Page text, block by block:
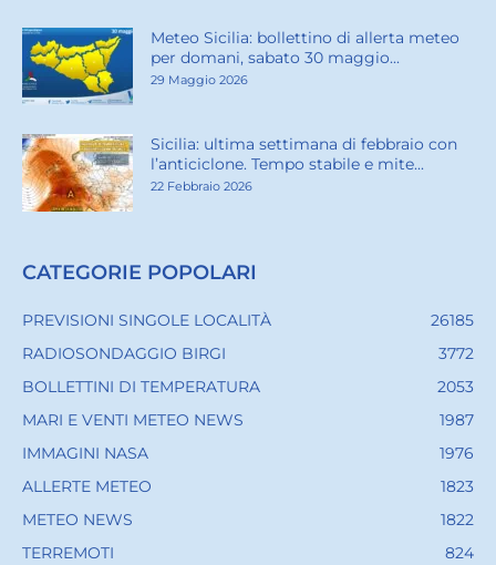
Meteo Sicilia: bollettino di allerta meteo
per domani, sabato 30 maggio...
29 Maggio 2026
Sicilia: ultima settimana di febbraio con
l’anticiclone. Tempo stabile e mite...
22 Febbraio 2026
CATEGORIE POPOLARI
PREVISIONI SINGOLE LOCALITÀ
26185
RADIOSONDAGGIO BIRGI
3772
BOLLETTINI DI TEMPERATURA
2053
MARI E VENTI METEO NEWS
1987
IMMAGINI NASA
1976
ALLERTE METEO
1823
METEO NEWS
1822
TERREMOTI
824